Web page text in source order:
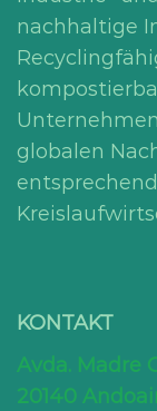
nachhaltige
globalen
KONTAKT
Avda. Madre
20140